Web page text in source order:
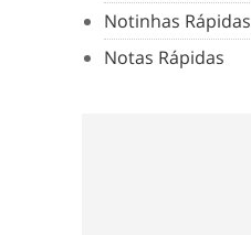
Notinhas Rápidas
Notas Rápidas